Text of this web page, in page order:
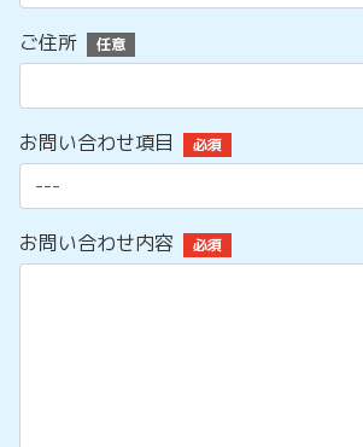
ご住所 任意
お問い合わせ項目 必須
お問い合わせ内容 必須